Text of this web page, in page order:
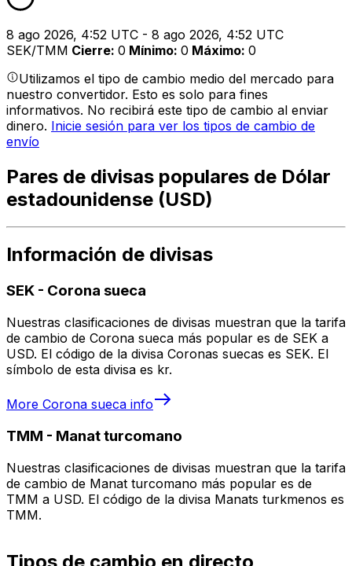
8 ago 2026, 4:52 UTC - 8 ago 2026, 4:52 UTC
SEK/TMM Cierre: 0 Mínimo: 0 Máximo: 0
Utilizamos el tipo de cambio medio del mercado para
nuestro convertidor. Esto es solo para fines
informativos. No recibirá este tipo de cambio al enviar
dinero. Inicie sesión para ver los tipos de cambio de
envío
Pares de divisas populares de Dólar
estadounidense (USD)
Información de divisas
SEK - Corona sueca
Nuestras clasificaciones de divisas muestran que la tarifa
de cambio de Corona sueca más popular es de SEK a
USD. El código de la divisa Coronas suecas es SEK. El
símbolo de esta divisa es kr.
More Corona sueca info
TMM - Manat turcomano
Nuestras clasificaciones de divisas muestran que la tarifa
de cambio de Manat turcomano más popular es de
TMM a USD. El código de la divisa Manats turkmenos es
TMM.